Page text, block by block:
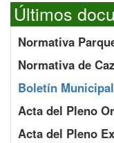
Últimos
Normativa
Normativa de
Boletín
Acta del Pleno
Acta del Pleno